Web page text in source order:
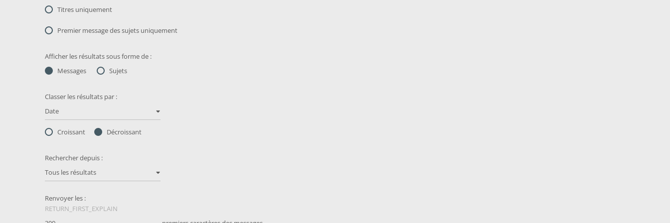
Titres uniquement
Premier message des sujets uniquement
Afficher les résultats sous forme de :
Messages
Sujets
Classer les résultats par :
Date
Croissant Décroissant
Rechercher depuis :
Tous les résultats
Renvoyer les :
RETURN_FIRST_EXPLAIN